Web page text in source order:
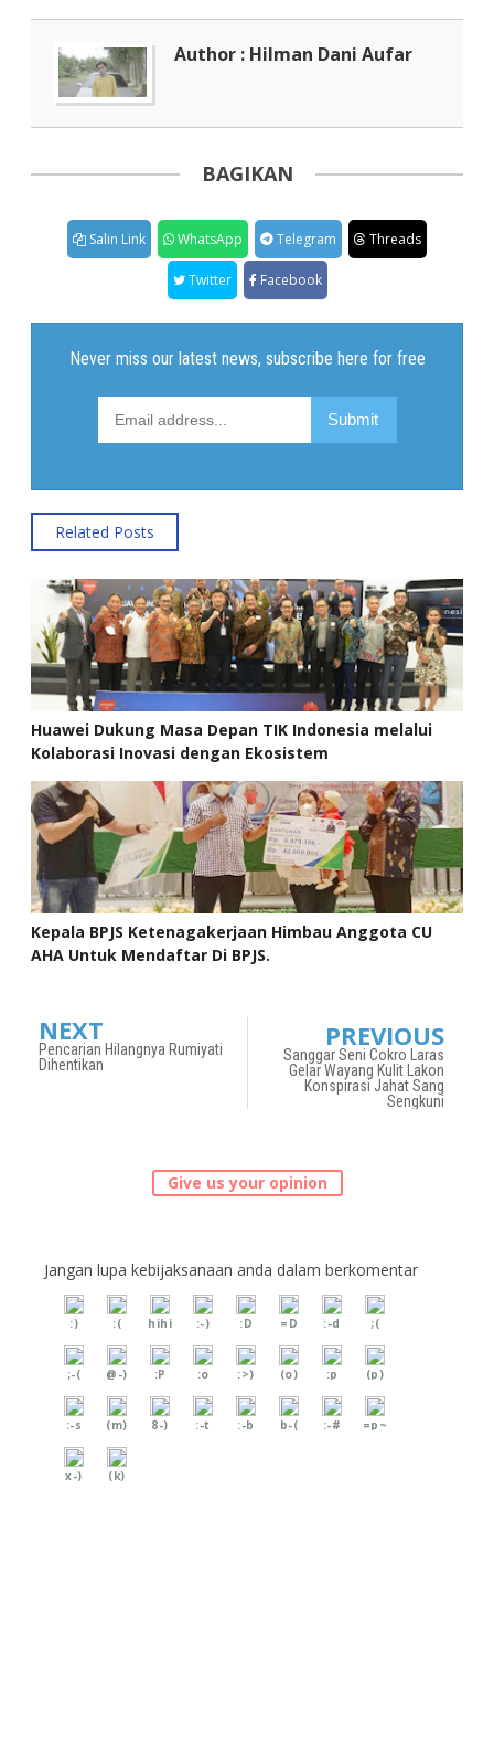
Author : Hilman Dani Aufar
BAGIKAN
Salin Link WhatsApp Telegram Threads
Twitter Facebook
Related Posts
Huawei Dukung Masa Depan TIK Indonesia melalui
Kolaborasi Inovasi dengan Ekosistem
Kepala BPJS Ketenagakerjaan Himbau Anggota CU
AHA Untuk Mendaftar Di BPJS.
NEXT
Pencarian Hilangnya Rumiyati
Dihentikan
PREVIOUS
Sanggar Seni Cokro Laras
Gelar Wayang Kulit Lakon
Konspirasi Jahat Sang
Sengkuni
Give us your opinion
Jangan lupa kebijaksanaan anda dalam berkomentar
:) :( hihi :-) :D =D :-d ;(
;-( @-) :P :o :>) (o) :p (p)
:-s (m) 8-) :-t :-b b-( :-# =p~
x-) (k)